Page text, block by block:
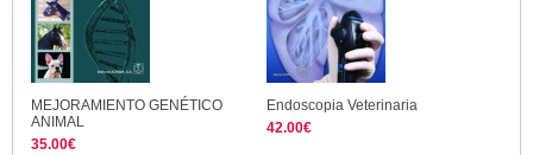
MEJORAMIENTO GENÉTICO
ANIMAL
35.00€
Endoscopia Veterinaria
42.00€